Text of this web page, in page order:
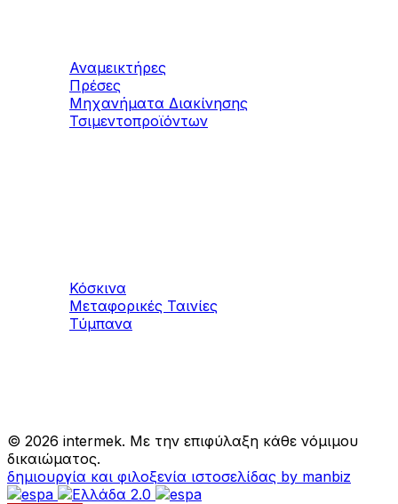
Αναμεικτήρες
Πρέσες
Μηχανήματα Διακίνησης
Τσιμεντοπροϊόντων
Κόσκινα
Μεταφορικές Ταινίες
Τύμπανα
© 2026 intermek. Με την επιφύλαξη κάθε νόμιμου
δικαιώματος.
δημιουργία και φιλοξενία ιστοσελίδας by manbiz